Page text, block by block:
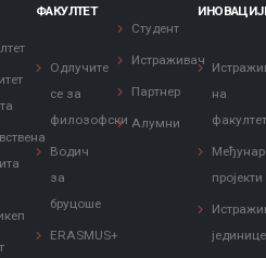
ФАКУЛТЕТ
Одлучите
се за
филозофски
Водич
за
бруцоше
ERASMUS+
Студент
Истраживач
Партнер
Алумни
на
пројекти
јединице